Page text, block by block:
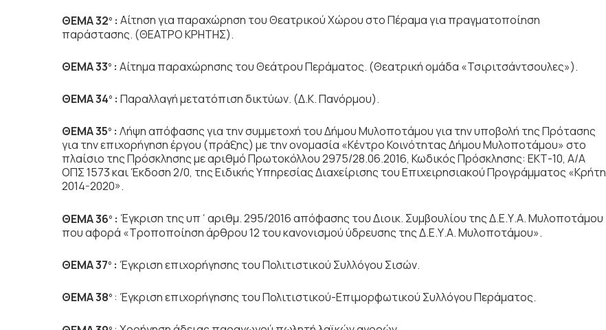
ΘΕΜΑ 32ο : Αίτηση για παραχώρηση του Θεατρικού Χώρου στο Πέραμα για πραγματοποίηση
παράστασης. (ΘΕΑΤΡΟ ΚΡΗΤΗΣ).
ΘΕΜΑ 33ο : Αίτημα παραχώρησης του Θεάτρου Περάματος. (Θεατρική ομάδα «Τσιριτσάντσουλες»).
ΘΕΜΑ 34ο : Παραλλαγή μετατόπιση δικτύων. (Δ.Κ. Πανόρμου).
ΘΕΜΑ 35ο : Λήψη απόφασης για την συμμετοχή του Δήμου Μυλοποτάμου για την υποβολή της Πρότασης
για την επιχορήγηση έργου (πράξης) με την ονομασία «Κέντρο Κοινότητας Δήμου Μυλοποτάμου» στο
πλαίσιο της Πρόσκλησης με αριθμό Πρωτοκόλλου 2975/28.06.2016, Κωδικός Πρόσκλησης: ΕΚΤ-10, Α/Α
ΟΠΣ 1573 και Έκδοση 2/0, της Ειδικής Υπηρεσίας Διαχείρισης του Επιχειρησιακού Προγράμματος «Κρήτη
2014-2020».
ΘΕΜΑ 36ο : Έγκριση της υπ΄αριθμ. 295/2016 απόφασης του Διοικ. Συμβουλίου της Δ.Ε.Υ.Α. Μυλοποτάμου
που αφορά «Τροποποίηση άρθρου 12 του κανονισμού ύδρευσης της Δ.Ε.Υ.Α. Μυλοποτάμου».
ΘΕΜΑ 37ο : Έγκριση επιχορήγησης τουΠολιτιστικού Συλλόγου Σισών.
ΘΕΜΑ 38ο : Έγκριση επιχορήγησης του Πολιτιστικού-Επιμορφωτικού Συλλόγου Περάματος.
ο